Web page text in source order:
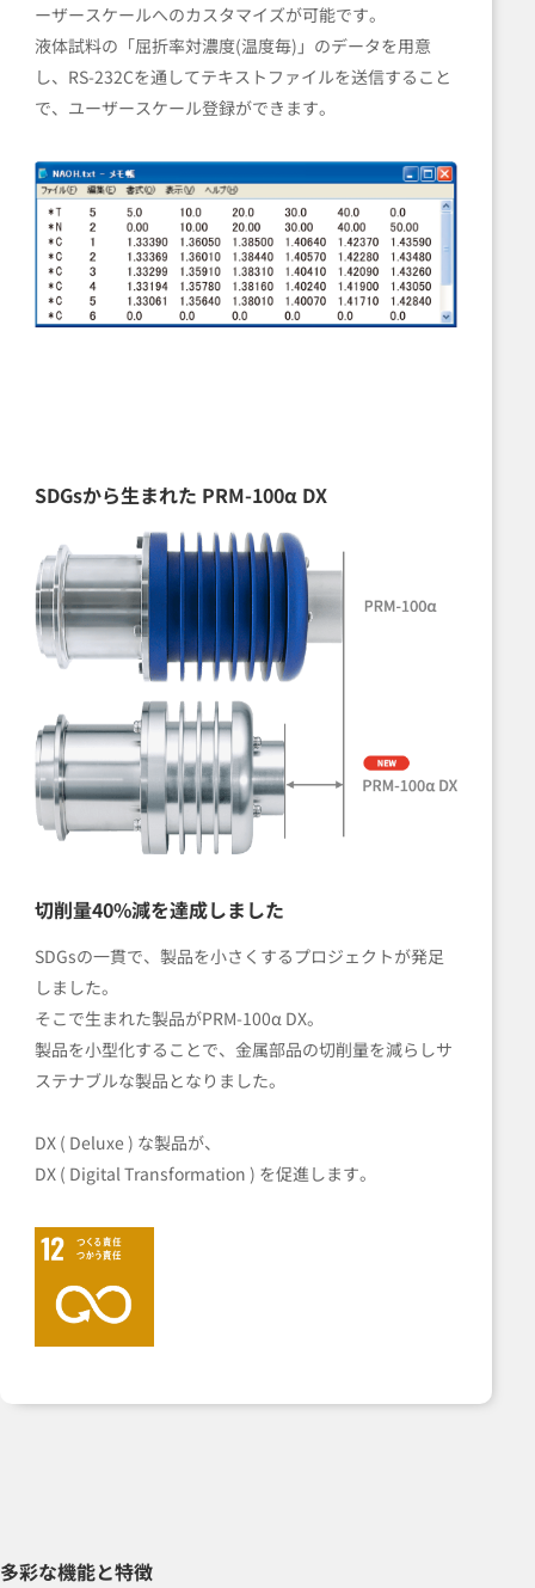
ーザースケールへのカスタマイズが可能です。
液体試料の「屈折率対濃度(温度毎)」のデータを用意
し、RS-232Cを通してテキストファイルを送信すること
で、ユーザースケール登録ができます。
SDGsから生まれた PRM-100α DX
切削量40%減を達成しました
SDGsの一貫で、製品を小さくするプロジェクトが発足
しました。
そこで生まれた製品がPRM-100α DX。
製品を小型化することで、金属部品の切削量を減らしサ
ステナブルな製品となりました。
DX ( Deluxe ) な製品が、
DX ( Digital Transformation ) を促進します。
多彩な機能と特徴